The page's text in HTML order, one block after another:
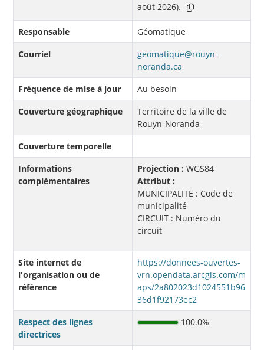
août 2026).
Responsable
Géomatique
Courriel
geomatique@rouyn-
noranda.ca
Fréquence de mise à jour
Au besoin
Couverture géographique
Territoire de la ville de
Rouyn-Noranda
Couverture temporelle
Informations
complémentaires
Projection : WGS84
Attribut :
MUNICIPALITE : Code de
municipalité
CIRCUIT : Numéro du
circuit
Site internet de
l'organisation ou de
référence
https://donnees-ouvertes-
vrn.opendata.arcgis.com/m
aps/2a802023d1024551b96
36d1f92173ec2
Respect des lignes
directrices
100.0%